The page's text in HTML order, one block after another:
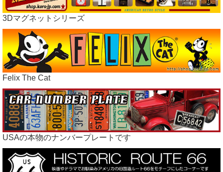
3Dマグネットシリーズ
Felix The Cat
USAの本物のナンバープレートです